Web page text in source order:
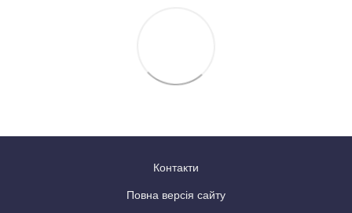
Контакти
Повна версія сайту